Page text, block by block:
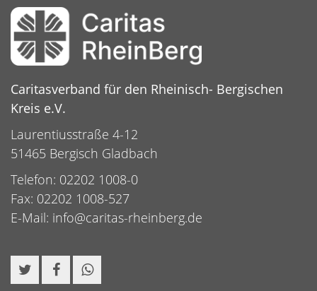
Caritasverband für den Rheinisch- Bergischen
Kreis e.V.
Laurentiusstraße 4-12
51465 Bergisch Gladbach
Telefon: 02202 1008-0
Fax: 02202 1008-527
E-Mail: info@caritas-rheinberg.de